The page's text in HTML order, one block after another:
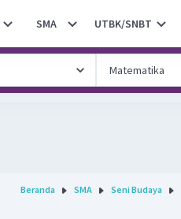
SMA UTBK/SNBT
Beranda SMA Seni Budaya